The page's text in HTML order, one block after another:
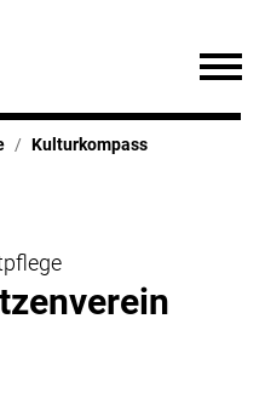
Kulturkompass